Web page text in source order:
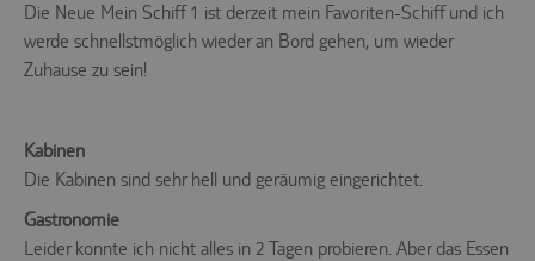
Die Neue Mein Schiff 1 ist derzeit mein Favoriten-Schiff und ich
werde schnellstmöglich wieder an Bord gehen, um wieder
Zuhause zu sein!
Kabinen
Die Kabinen sind sehr hell und geräumig eingerichtet.
Gastronomie
Leider konnte ich nicht alles in 2 Tagen probieren. Aber das Essen